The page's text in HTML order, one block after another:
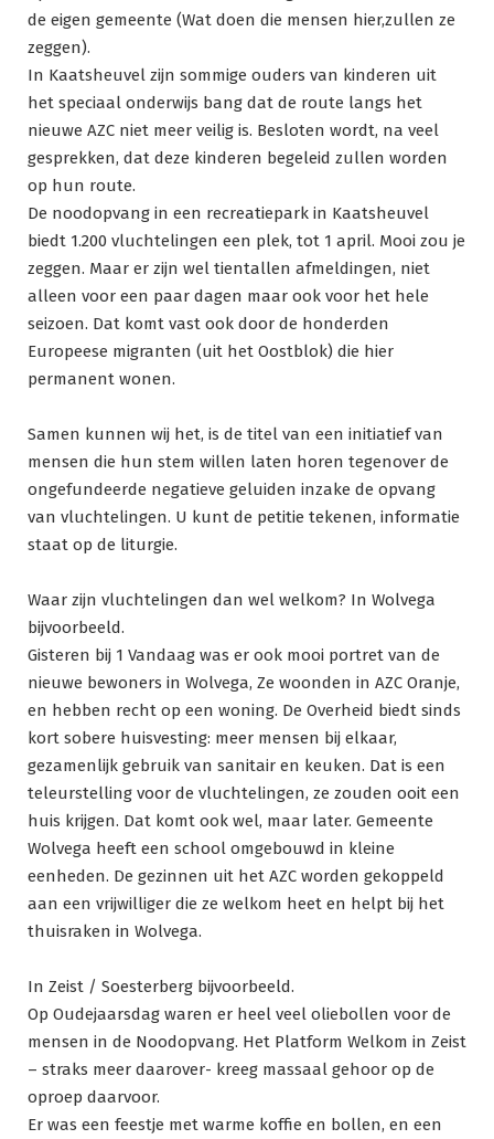
de eigen gemeente (Wat doen die mensen hier,zullen ze
zeggen).
In Kaatsheuvel zijn sommige ouders van kinderen uit
het speciaal onderwijs bang dat de route langs het
nieuwe AZC niet meer veilig is. Besloten wordt, na veel
gesprekken, dat deze kinderen begeleid zullen worden
op hun route.
De noodopvang in een recreatiepark in Kaatsheuvel
biedt 1.200 vluchtelingen een plek, tot 1 april. Mooi zou je
zeggen. Maar er zijn wel tientallen afmeldingen, niet
alleen voor een paar dagen maar ook voor het hele
seizoen. Dat komt vast ook door de honderden
Europeese migranten (uit het Oostblok) die hier
permanent wonen.
Samen kunnen wij het, is de titel van een initiatief van
mensen die hun stem willen laten horen tegenover de
ongefundeerde negatieve geluiden inzake de opvang
van vluchtelingen. U kunt de petitie tekenen, informatie
staat op de liturgie.
Waar zijn vluchtelingen dan wel welkom? In Wolvega
bijvoorbeeld.
Gisteren bij 1 Vandaag was er ook mooi portret van de
nieuwe bewoners in Wolvega, Ze woonden in AZC Oranje,
en hebben recht op een woning. De Overheid biedt sinds
kort sobere huisvesting: meer mensen bij elkaar,
gezamenlijk gebruik van sanitair en keuken. Dat is een
teleurstelling voor de vluchtelingen, ze zouden ooit een
huis krijgen. Dat komt ook wel, maar later. Gemeente
Wolvega heeft een school omgebouwd in kleine
eenheden. De gezinnen uit het AZC worden gekoppeld
aan een vrijwilliger die ze welkom heet en helpt bij het
thuisraken in Wolvega.
In Zeist / Soesterberg bijvoorbeeld.
Op Oudejaarsdag waren er heel veel oliebollen voor de
mensen in de Noodopvang. Het Platform Welkom in Zeist
– straks meer daarover- kreeg massaal gehoor op de
oproep daarvoor.
Er was een feestje met warme koffie en bollen, en een